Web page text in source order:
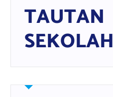
TAUTAN
SEKOLAH